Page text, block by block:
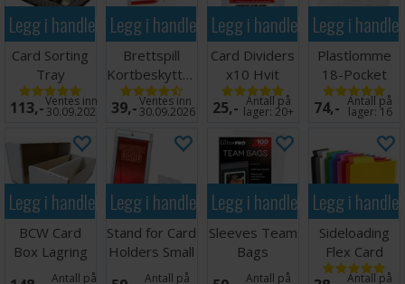
Legg i handlekurven
Card Sorting
Tray
113,-Ventes inn
30.09.2026
Legg i handlekurven
Brettspill
Kortbeskyttere
55 stk
45x68mm
39,-Ventes inn
30.09.2026
Legg i handlekurven
Card Dividers
x10 Hvit
25,- Antall på
lager:20+
Legg i
Plastlomme
18-Pocket
Side Load
Hvit x10
74,- Antall på
lager: 16
Legg i handlekurven
BCW Card
Box Lagring
2000 kort
Antall på
Legg i handlekurven
Stand for Card
Holders Small
(5 stk)
Antall på
Legg i handlekurven
Sleeves Team
Bags
Resealable -
Antall på
Legg i
Sideloading
Flex Card
Dividers - 10
Antall på